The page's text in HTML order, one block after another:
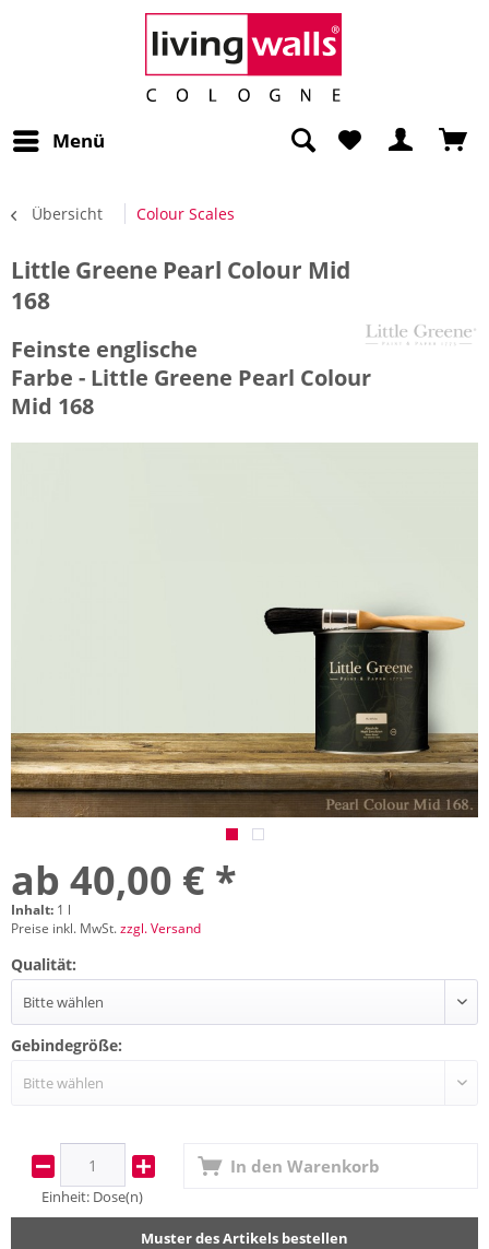
Menü
Übersicht Colour Scales
Little Greene Pearl Colour Mid
168
Feinste englische
Farbe - Little Greene Pearl Colour
Mid 168
ab 40,00 € *
Inhalt: 1 l
Preise inkl. MwSt.zzgl. Versand
Qualität:
Gebindegröße:
Einheit: Dose(n)
In den Warenkorb
Muster des Artikels bestellen